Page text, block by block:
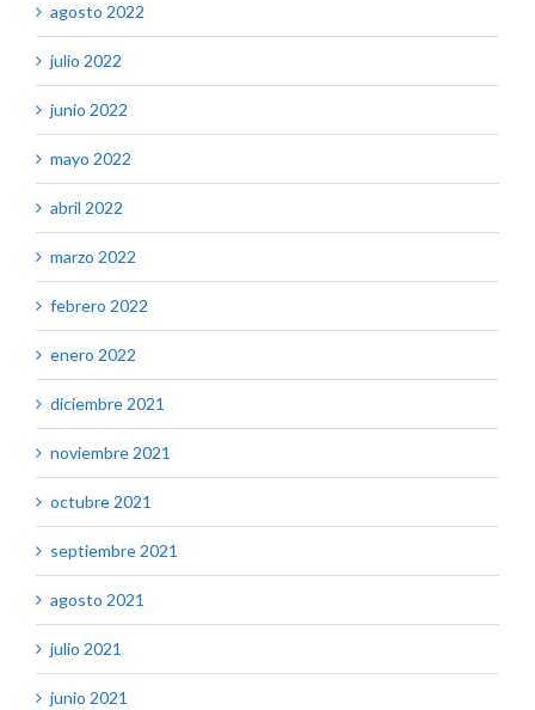
agosto 2022
julio 2022
junio 2022
mayo 2022
abril 2022
marzo 2022
febrero 2022
enero 2022
diciembre 2021
noviembre 2021
octubre 2021
septiembre 2021
agosto 2021
julio 2021
junio 2021